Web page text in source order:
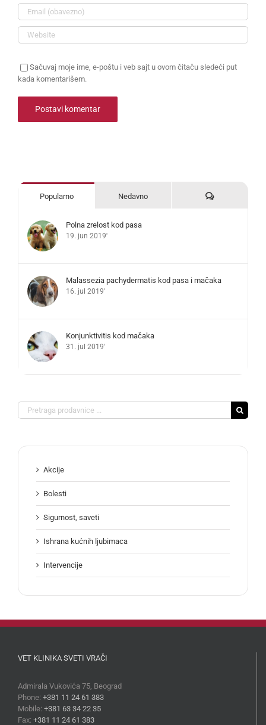
Sačuvaj moje ime, e-poštu i veb sajt u ovom čitaču sledeći put
kada komentarišem.
Popularno Nedavno Komentari
Polna zrelost kod pasa
19. jun 2019'
Malassezia pachydermatis kod pasa i mačaka
16. jul 2019'
Konjunktivitis kod mačaka
31. jul 2019'
Search
for:
Akcije
Bolesti
Sigurnost, saveti
Ishrana kućnih ljubimaca
Intervencije
VET KLINIKA SVETI VRAČI
Admirala Vukovića 75, Beograd
Phone: +381 11 24 61 383
Mobile: +381 63 34 22 35
Fax: +381 11 24 61 383